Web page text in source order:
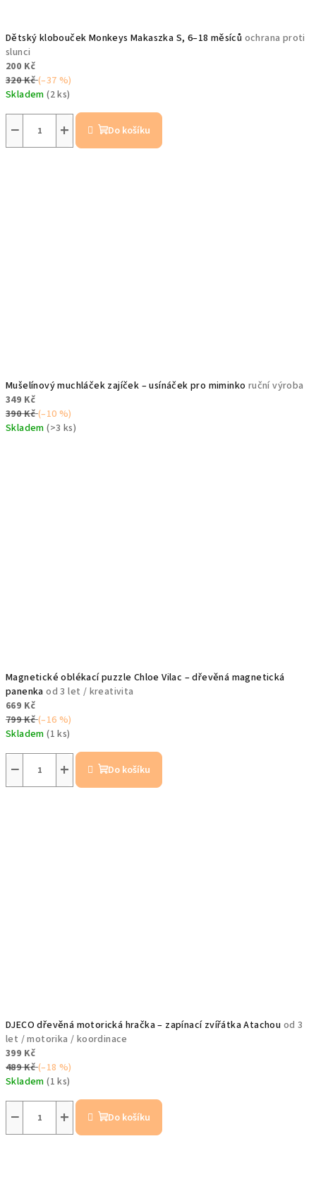
Dětský klobouček Monkeys Makaszka S, 6–18 měsíců ochrana proti
slunci
200 Kč
320 Kč(–37 %)
Skladem(2 ks)
+
− Do košíku
Mušelínový muchláček zajíček – usínáček pro miminko ruční výroba
349 Kč
390 Kč(–10 %)
Skladem(>3 ks)
Magnetické oblékací puzzle Chloe Vilac – dřevěná magnetická
panenkaod 3 let / kreativita
669 Kč
799 Kč(–16 %)
Skladem(1 ks)
+
− Do košíku
DJECO dřevěná motorická hračka – zapínací zvířátka Atachou od 3
let / motorika / koordinace
399 Kč
489 Kč(–18 %)
Skladem(1 ks)
+
− Do košíku